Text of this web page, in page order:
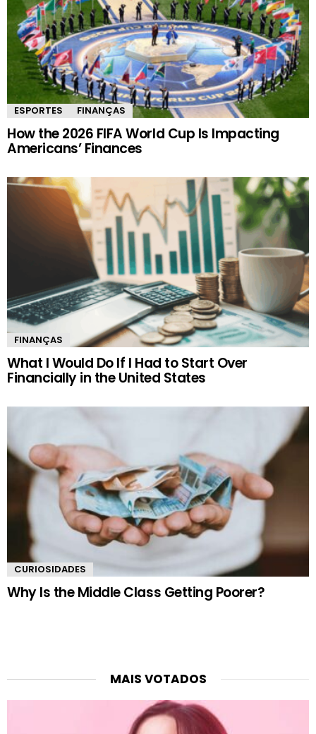
ESPORTES FINANÇAS
How the 2026 FIFA World Cup Is Impacting
Americans’ Finances
FINANÇAS
What I Would Do If I Had to Start Over
Financially in the United States
CURIOSIDADES
Why Is the Middle Class Getting Poorer?
MAIS VOTADOS